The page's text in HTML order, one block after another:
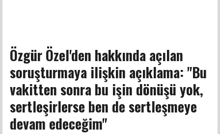
Özgür Özel'den hakkında açılan
soruşturmaya ilişkin açıklama: "Bu
vakitten sonra bu işin dönüşü yok,
sertleşirlerse ben de sertleşmeye
devam edeceğim"